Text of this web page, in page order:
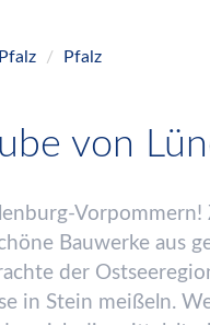
Pfalz
von
Vorpommern!
öne Bauwerke aus
der
in Stein meißeln.